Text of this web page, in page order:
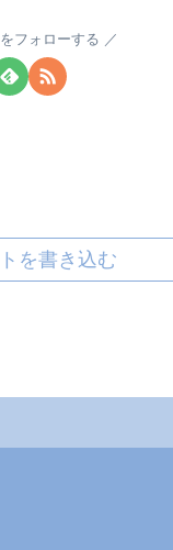
フォローする
を書き込む